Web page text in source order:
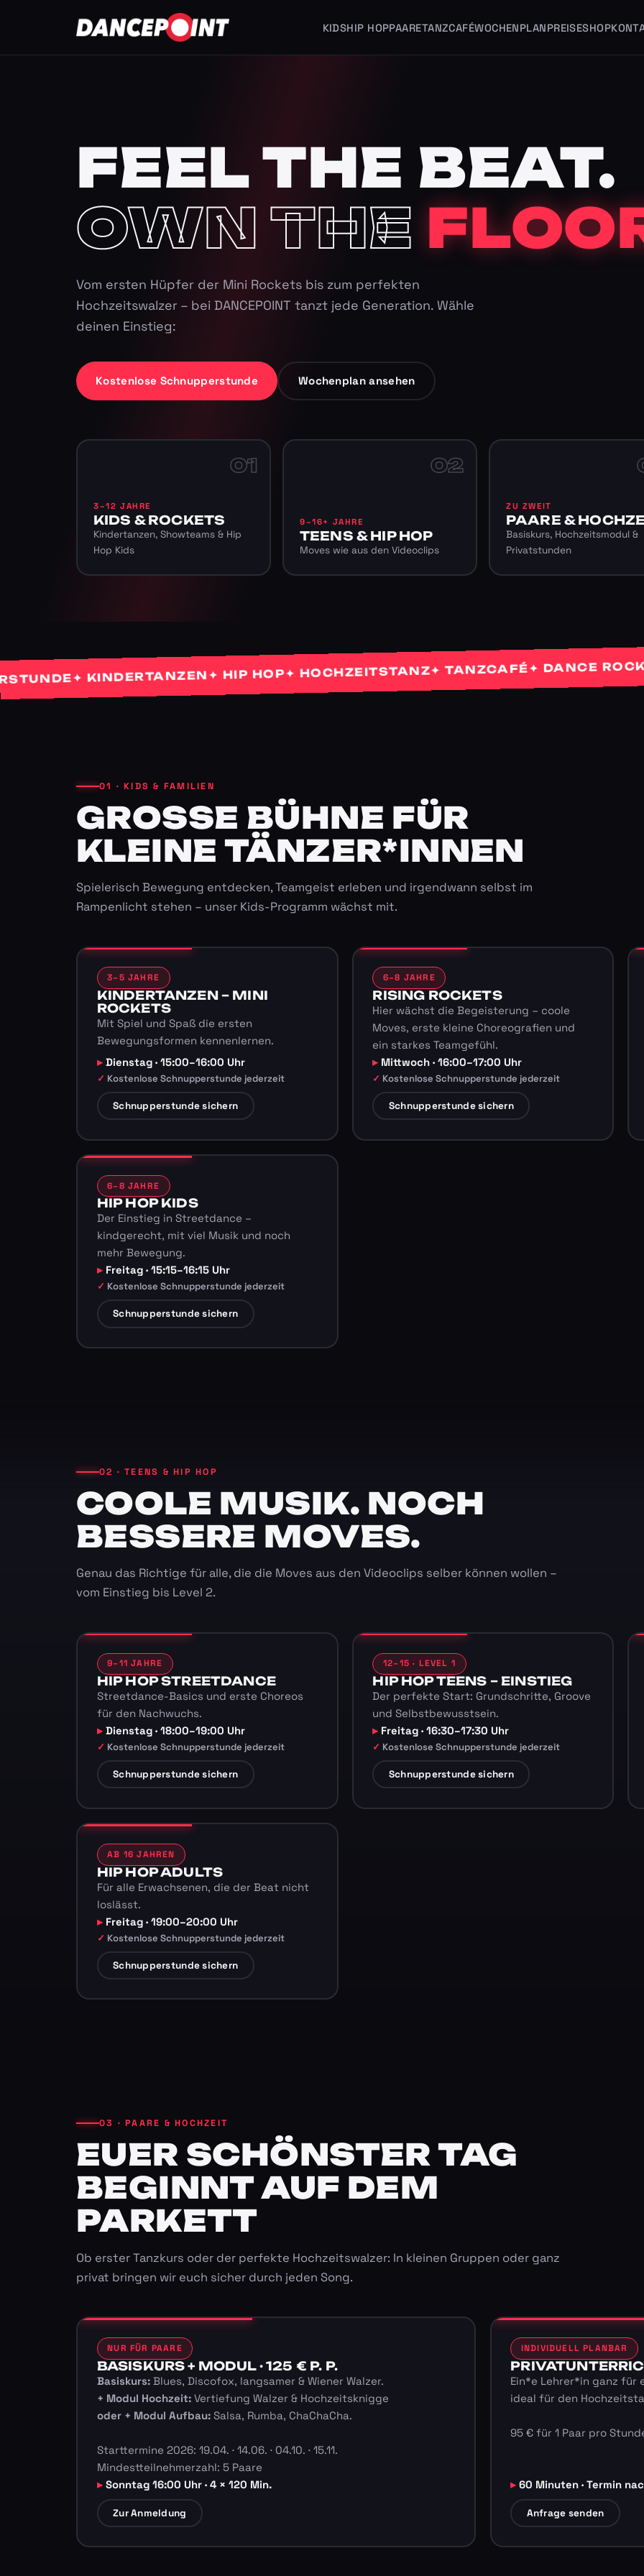
KIDSHIP HOPPAARETANZCAFÉWOCHENPLANPREISESHOP
FEEL THE BEAT.
OWN THE
Vom ersten Hüpfer der Mini Rockets bis zum perfekten
Hochzeitswalzer – bei DANCEPOINT tanzt jede Generation. Wähle
deinen Einstieg:
Kostenlose Schnupperstunde Wochenplan ansehen
01
3–12 JAHRE
KIDS & ROCKETS
Kindertanzen, Showteams & Hip
Hop Kids
02
9–16+ JAHRE
TEENS & HIP HOP
Moves wie aus den Videoclips
ZU ZWEIT
PAARE &
Basiskurs, Hochzeitsmodul &
Privatstunden
✦ KINDERTANZEN✦ HIP HOP✦ HOCHZEITSTANZ✦ TANZCAFÉ✦ DANCE ROCKETS✦
01 · KIDS & FAMILIEN
GROSSE BÜHNE FÜR K
LEINE TÄNZER*INNEN
Spielerisch Bewegung entdecken, Teamgeist erleben und irgendwann selbst im
Rampenlicht stehen – unser Kids-Programm wächst mit.
3–5 JAHRE
KINDERTANZEN – MINI
ROCKETS
Mit Spiel und Spaß die ersten
Bewegungsformen kennenlernen.
Dienstag · 15:00–16:00 Uhr
Kostenlose Schnupperstunde jederzeit
Schnupperstunde sichern
6–8 JAHRE
RISING ROCKETS
Hier wächst die Begeisterung – coole
Moves, erste kleine Choreografien und
ein starkes Teamgefühl.
Mittwoch · 16:00–17:00 Uhr
Kostenlose Schnupperstunde jederzeit
Schnupperstunde sichern
6–8 JAHRE
HIP HOP KIDS
Der Einstieg in Streetdance –
kindgerecht, mit viel Musik und noch
mehr Bewegung.
Freitag · 15:15–16:15 Uhr
Kostenlose Schnupperstunde jederzeit
Schnupperstunde sichern
02 · TEENS & HIP HOP
COOLE MUSIK. NOCH
BESSERE MOVES.
Genau das Richtige für alle, die die Moves aus den Videoclips selber können wollen –
vom Einstieg bis Level 2.
9–11 JAHRE
HIP HOP STREETDANCE
Streetdance-Basics und erste Choreos
für den Nachwuchs.
Dienstag · 18:00–19:00 Uhr
Kostenlose Schnupperstunde jederzeit
Schnupperstunde sichern
12–15 · LEVEL 1
HIP HOP TEENS – EINSTIEG
Der perfekte Start: Grundschritte, Groove
und Selbstbewusstsein.
Freitag · 16:30–17:30 Uhr
Kostenlose Schnupperstunde jederzeit
Schnupperstunde sichern
AB 16 JAHREN
HIP HOP ADULTS
Für alle Erwachsenen, die der Beat nicht
loslässt.
Freitag · 19:00–20:00 Uhr
Kostenlose Schnupperstunde jederzeit
Schnupperstunde sichern
03 · PAARE & HOCHZEIT
EUER SCHÖNSTER TAG
BEGINNT AUF DEM
PARKETT
Ob erster Tanzkurs oder der perfekte Hochzeitswalzer: In kleinen Gruppen oder ganz
privat bringen wir euch sicher durch jeden Song.
NUR FÜR PAARE
BASISKURS + MODUL · 125 € P. P.
Basiskurs:Blues, Discofox, langsamer & Wiener Walzer.
+ Modul Hochzeit:Vertiefung Walzer & Hochzeitsknigge
oder + Modul Aufbau:Salsa, Rumba, ChaChaCha.
Starttermine 2026: 19.04. · 14.06. · 04.10. · 15.11.
Mindestteilnehmerzahl: 5 Paare
Sonntag 16:00 Uhr · 4 × 120 Min.
Zur Anmeldung
INDIVIDUELL PLANBAR
Ein*e Lehrer*in ganz für
ideal für den
95 € für 1 Paar pro
60 Minuten · Termin
Anfrage senden